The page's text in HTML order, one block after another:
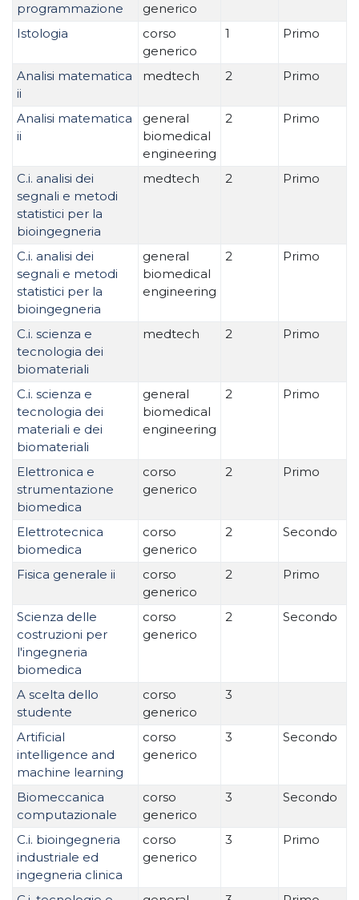
programmazione
generico
Istologia
corso
generico
1 Primo
Analisi matematica
ii
medtech 2 Primo
Analisi matematica
ii
general
biomedical
engineering
2 Primo
C.i. analisi dei
segnali e metodi
statistici per la
bioingegneria
medtech 2 Primo
C.i. analisi dei
segnali e metodi
statistici per la
bioingegneria
general
biomedical
engineering
2 Primo
C.i. scienza e
tecnologia dei
biomateriali
medtech 2 Primo
C.i. scienza e
tecnologia dei
materiali e dei
biomateriali
general
biomedical
engineering
2 Primo
Elettronica e
strumentazione
biomedica
corso
generico
2 Primo
Elettrotecnica
biomedica
corso
generico
2 Secondo
Fisica generale ii
corso
generico
2 Primo
Scienza delle
costruzioni per
l'ingegneria
biomedica
corso
generico
2 Secondo
A scelta dello
studente
corso
generico
3
Artificial
intelligence and
machine learning
corso
generico
3 Secondo
Biomeccanica
computazionale
corso
generico
3 Secondo
C.i. bioingegneria
industriale ed
ingegneria clinica
corso
generico
3 Primo